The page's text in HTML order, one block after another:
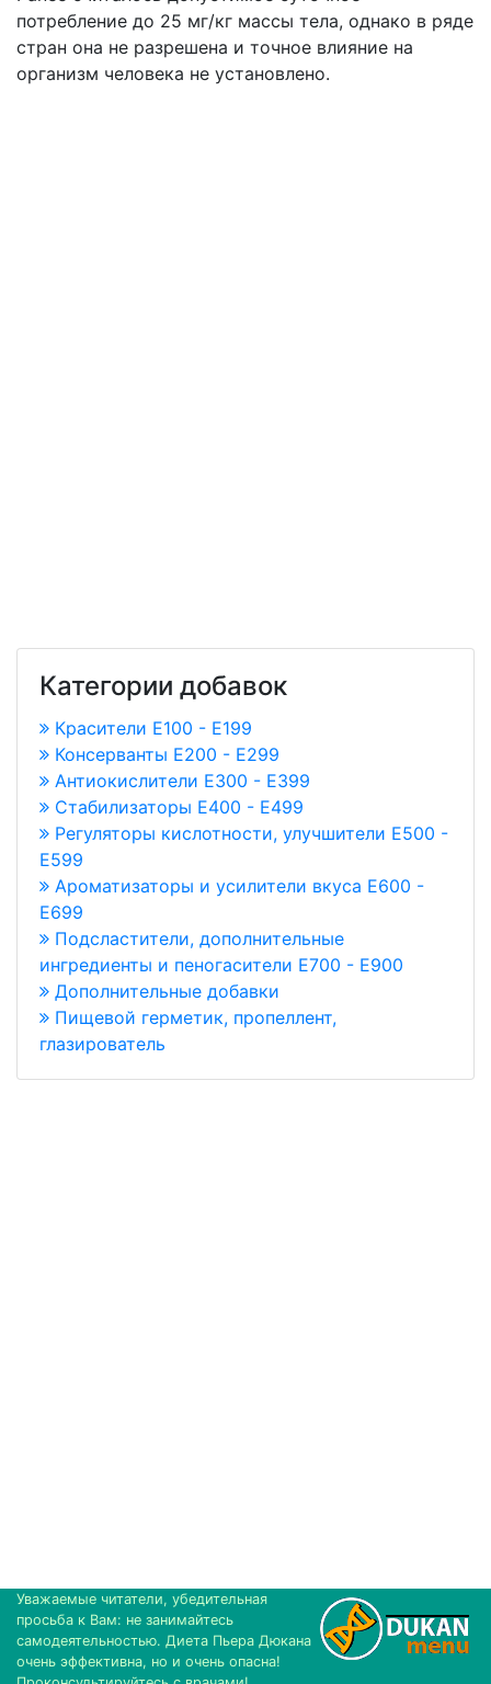
потребление до 25 мг/кг массы тела, однако в ряде
стран она не разрешена и точное влияние на
организм человека не установлено.
Категории добавок
Красители E100 - E199
Консерванты Е200 - Е299
Антиокислители Е300 - Е399
Стабилизаторы Е400 - Е499
Регуляторы кислотности, улучшители Е500 -
Е599
Ароматизаторы и усилители вкуса Е600 -
Е699
Подсластители, дополнительные
ингредиенты и пеногасители Е700 - Е900
Дополнительные добавки
Пищевой герметик, пропеллент,
глазирователь
Уважаемые читатели, убедительная
просьба к Вам: не занимайтесь
самодеятельностью. Диета Пьера Дюкана
очень эффективна, но и очень опасна!